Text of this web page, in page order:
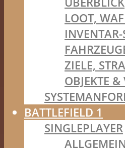
LOOT,
INVENTAR-
ZIELE,
OBJEKTE
BATTLEFIELD 1
SINGLEPLAYER